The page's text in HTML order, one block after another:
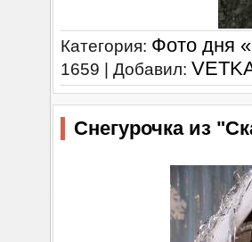
Категория: Фото дня
1659 | Добавил:
Снегурочка из